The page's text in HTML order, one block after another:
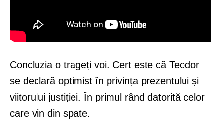
Concluzia o trageți voi. Cert este că Teodor
se declară optimist în privința prezentului și
viitorului justiției. În primul rând datorită celor
care vin din spate.